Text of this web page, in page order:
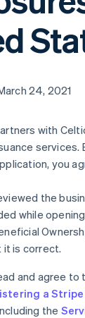
24, 2021
with
services.
you
the
while
is correct.
and agree to
a Stripe
the
Unidos
简体中文